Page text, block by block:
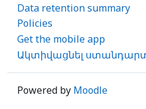
Data retention summary
Policies
Get the mobile app
Ակտիվացնել
Powered by Moodle